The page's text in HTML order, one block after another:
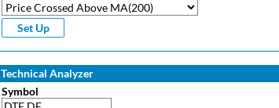
Technical Analyzer
Symbol